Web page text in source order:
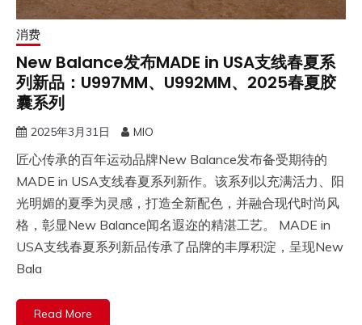
消费
New Balance发布MADE in USA支线春夏系
列新品：U997MM、U992MM、2025春夏胶
囊系列
2025年3月31日 MIO
匠心传承的百年运动品牌New Balance发布备受期待的
MADE in USA支线春夏系列新作。该系列以充满活力、阳
光明媚的夏季为灵感，打造全新配色，并融合现代时尚风
格，彰显New Balance闻名遐迩的精湛工艺。 MADE in
USA支线春夏系列新品传承了品牌的丰厚积淀，呈现New
Bala
Read More